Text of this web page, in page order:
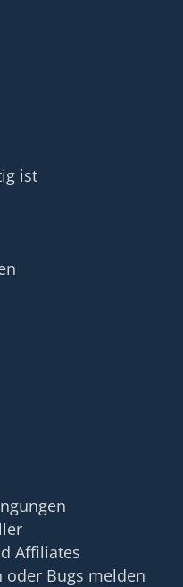
ist
Affiliates
oder Bugs melden